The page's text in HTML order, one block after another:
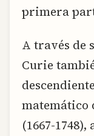
primera
A través de
Curie
matemático
(1667-